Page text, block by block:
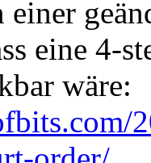
einer
eine 4-
wäre: